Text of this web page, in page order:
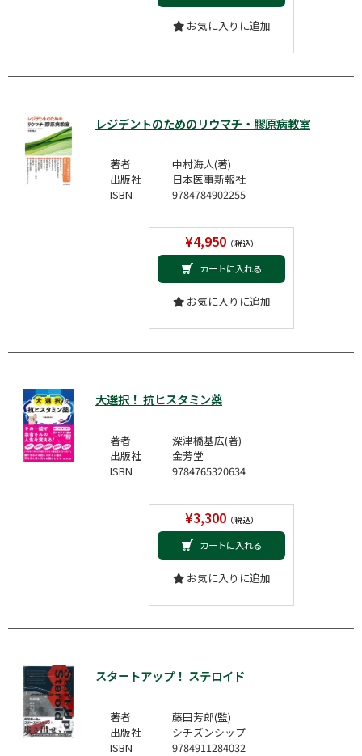
お気に入りに追加
レジデントのためのリウマチ・膠原病教室
著者
中村海人(著)
出版社
日本医事新報社
ISBN
9784784902255
¥4,950（税込）
カートに入れる
お気に入りに追加
大選択！ 抗ヒスタミン薬
著者
深津橋基広(著)
出版社
金芳堂
ISBN
9784765320634
¥3,300（税込）
カートに入れる
お気に入りに追加
スタートアップ！ ステロイド
著者
藤田芳郎(監)
出版社
シチズンシップ
ISBN
9784911284032